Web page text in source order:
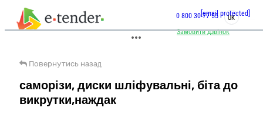
Замовити дзвінок
0 800 30 77 55[email protected]
UK
Повернутись назад
саморізи, диски шліфувальні, біта до
викрутки,наждак